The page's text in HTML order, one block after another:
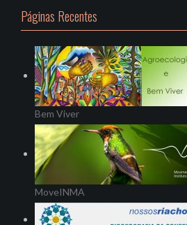
Páginas Recentes
Bem Viver
MoveINMA